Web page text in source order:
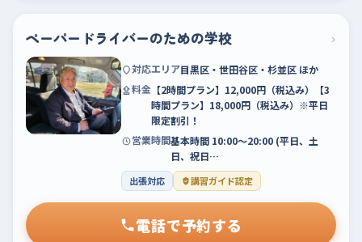
ペーパードライバーのための学校 ›
対応エリア目黒区・世田谷区・杉並区 ほか
料金 【2時間プラン】12,000円（税込み）【3
時間プラン】18,000円（税込み）※平日
限定割引！
営業時間基本時間 10:00〜20:00 (平日、土
日、祝日…
出張対応 講習ガイド認定
電話で予約する